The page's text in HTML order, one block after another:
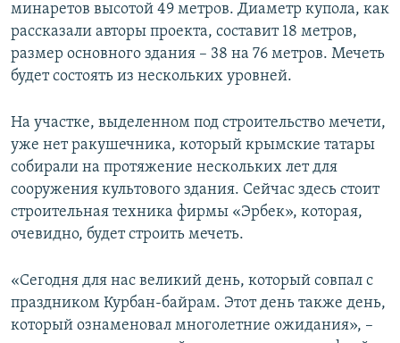
минаретов высотой 49 метров. Диаметр купола, как
рассказали авторы проекта, составит 18 метров,
размер основного здания – 38 на 76 метров. Мечеть
будет состоять из нескольких уровней.
На участке, выделенном под строительство мечети,
уже нет ракушечника, который крымские татары
собирали на протяжение нескольких лет для
сооружения культового здания. Сейчас здесь стоит
строительная техника фирмы «Эрбек», которая,
очевидно, будет строить мечеть.
«Сегодня для нас великий день, который совпал с
праздником Курбан-байрам. Этот день также день,
который ознаменовал многолетние ожидания», –